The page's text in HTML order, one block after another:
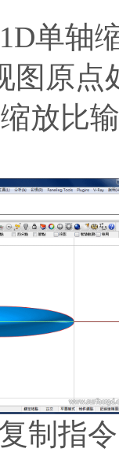
单轴
图原
放比
制指